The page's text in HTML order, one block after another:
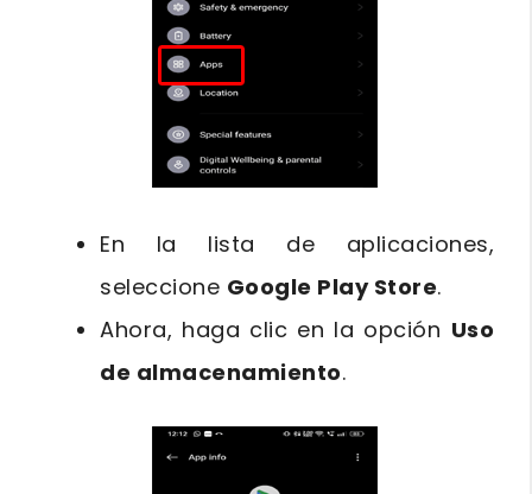
En la lista de aplicaciones,
seleccione Google Play Store.
Ahora, haga clic en la opción Uso
de almacenamiento.